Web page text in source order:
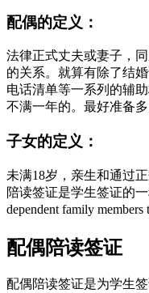
配偶的定义：
法律正式丈夫或妻子，
的关系。就算有除了结
电话清单等一系列的辅
不满一年的。最好准备多
子女的定义：
未满18岁，亲生和通过
陪读签证是学生签证的
dependent family members
配偶陪读签证
配偶陪读签证是为学生